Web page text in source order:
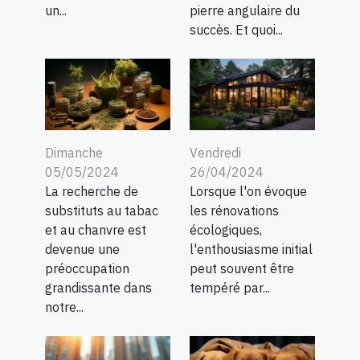
un...
pierre angulaire du
succès. Et quoi...
Dimanche
05/05/2024
La recherche de
substituts au tabac
et au chanvre est
devenue une
préoccupation
grandissante dans
notre...
Vendredi
26/04/2024
Lorsque l'on évoque
les rénovations
écologiques,
l'enthousiasme initial
peut souvent être
tempéré par...